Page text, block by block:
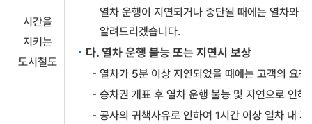
시간을
지키는
도시철도
열차 운행이 지연되거나 중단될 때에는 열차와
알려드리겠습니다.
다. 열차 운행 불능 또는 지연시 보상
열차가 5분 이상 지연되었을 때에는 고객의 요
승차권 개표 후 열차 운행 불능 및 지연으로 인
공사의 귀책사유로 인하여 1시간 이상 열차 내